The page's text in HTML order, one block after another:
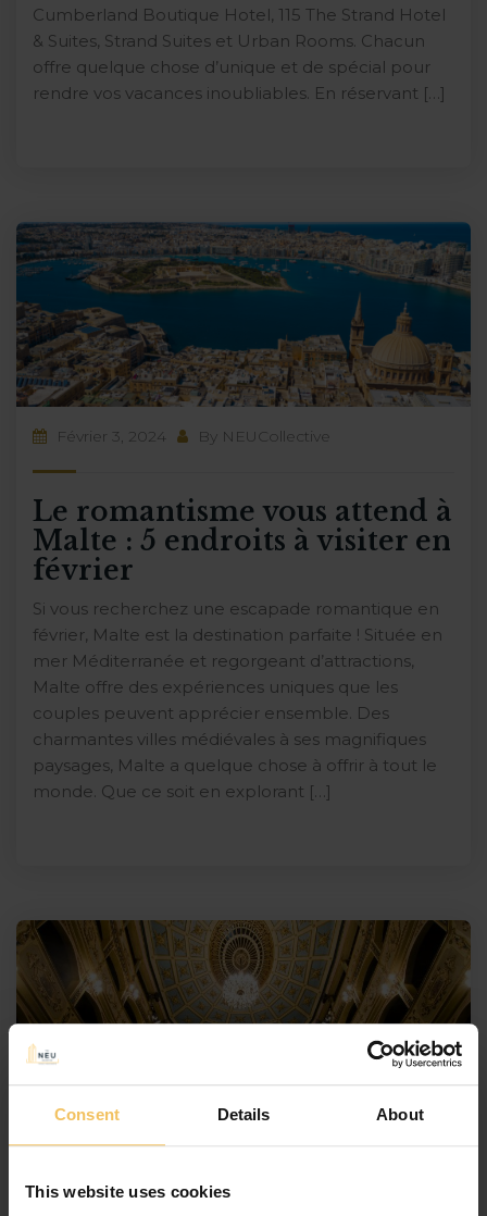
Consent Details About
This website uses cookies
Cumberland Boutique Hotel, 115 The Strand Hotel
& Suites, Strand Suites et Urban Rooms. Chacun
offre quelque chose d’unique et de spécial pour
rendre vos vacances inoubliables. En réservant […]
Février 3, 2024 By NEUCollective
Le romantisme vous attend à
Malte : 5 endroits à visiter en
février
Si vous recherchez une escapade romantique en
février, Malte est la destination parfaite ! Située en
mer Méditerranée et regorgeant d’attractions,
Malte offre des expériences uniques que les
couples peuvent apprécier ensemble. Des
charmantes villes médiévales à ses magnifiques
paysages, Malte a quelque chose à offrir à tout le
monde. Que ce soit en explorant […]
Janvier 2, 2024 ByThe Neu Collective